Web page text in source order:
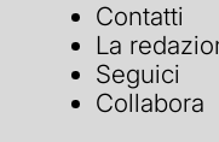
Contatti
La
Seguici
Collabora